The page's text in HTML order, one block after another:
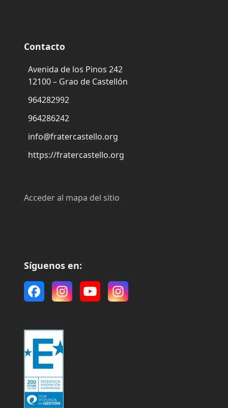
Contacto
Avenida de los Pinos 242
12100 – Grao de Castellón
964282992
964286242
info@fratercastello.org
https://fratercastello.org
Acceder al mapa del sitio
Síguenos en:
FacebookInstagram
YouTubeInstagram